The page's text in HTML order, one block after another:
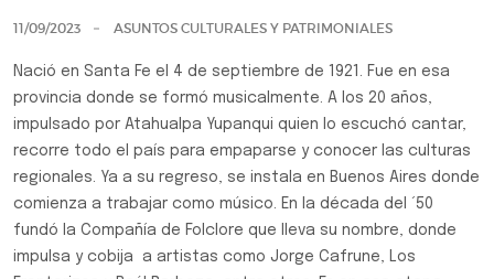
11/09/2023 ASUNTOS CULTURALES Y PATRIMONIALES
Nació en Santa Fe el 4 de septiembre de 1921. Fue en esa
provincia donde se formó musicalmente. A los 20 años,
impulsado por Atahualpa Yupanqui quien lo escuchó cantar,
recorre todo el país para empaparse y conocer las culturas
regionales. Ya a su regreso, se instala en Buenos Aires donde
comienza a trabajar como músico. En la década del ´50
fundó la Compañía de Folclore que lleva su nombre, donde
impulsa y cobija a artistas como Jorge Cafrune, Los